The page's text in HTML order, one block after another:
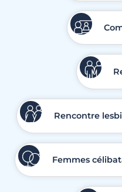
Rencontre
Femmes